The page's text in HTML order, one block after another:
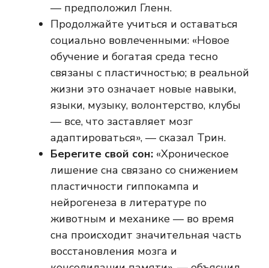
— предположил Гленн.
Продолжайте учиться и оставаться
социально вовлеченными: «Новое
обучение и богатая среда тесно
связаны с пластичностью; в реальной
жизни это означает новые навыки,
языки, музыку, волонтерство, клубы
— все, что заставляет мозг
адаптироваться», — сказал Трин.
Берегите свой сон: «Хроническое
лишение сна связано со снижением
пластичности гиппокампа и
нейрогенеза в литературе по
животным и механике — во время
сна происходит значительная часть
восстановления мозга и